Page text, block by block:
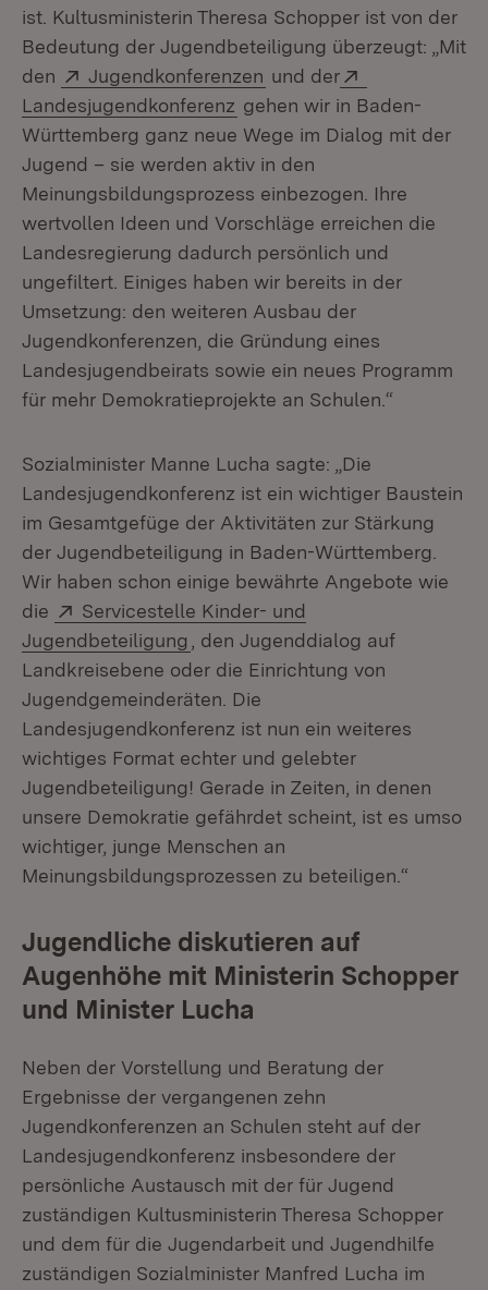
ist. Kultusministerin Theresa Schopper ist von der
Bedeutung der Jugendbeteiligung überzeugt: „Mit
den
Extern:
Jugendkonferenzen (Öffnet in neuem
und der
Landesjugendkonferenz (Öffnet in neuem Fenster)
gehen wir in Baden-
Württemberg ganz neue Wege im Dialog mit der
Jugend – sie werden aktiv in den
Meinungsbildungsprozess einbezogen. Ihre
wertvollen Ideen und Vorschläge erreichen die
Landesregierung dadurch persönlich und
ungefiltert. Einiges haben wir bereits in der
Umsetzung: den weiteren Ausbau der
Jugendkonferenzen, die Gründung eines
Landesjugendbeirats sowie ein neues Programm
für mehr Demokratieprojekte an Schulen.“
Sozialminister Manne Lucha sagte: „Die
Landesjugendkonferenz ist ein wichtiger Baustein
im Gesamtgefüge der Aktivitäten zur Stärkung
der Jugendbeteiligung in Baden-Württemberg.
Wir haben schon einige bewährte Angebote wie
die
Extern:
Servicestelle Kinder- und
Jugendbeteiligung (Öffnet in neuem Fenster)
, den Jugenddialog auf
Landkreisebene oder die Einrichtung von
Jugendgemeinderäten. Die
Landesjugendkonferenz ist nun ein weiteres
wichtiges Format echter und gelebter
Jugendbeteiligung! Gerade in Zeiten, in denen
unsere Demokratie gefährdet scheint, ist es umso
wichtiger, junge Menschen an
Meinungsbildungsprozessen zu beteiligen.“
Jugendliche diskutieren auf
Augenhöhe mit Ministerin Schopper
und Minister Lucha
Neben der Vorstellung und Beratung der
Ergebnisse der vergangenen zehn
Jugendkonferenzen an Schulen steht auf der
Landesjugendkonferenz insbesondere der
persönliche Austausch mit der für Jugend
zuständigen Kultusministerin Theresa Schopper
und dem für die Jugendarbeit und Jugendhilfe
zuständigen Sozialminister Manfred Lucha im